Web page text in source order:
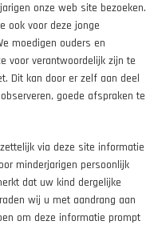
onze web site bezoeken.
ook voor deze jonge
moedigen ouders en
voor verantwoordelijk zijn te
Dit kan door er zelf aan deel
goede afspraken te
via deze site informatie
minderjarigen persoonlijk
dat uw kind dergelijke
wij u met aandrang aan
om deze informatie prompt